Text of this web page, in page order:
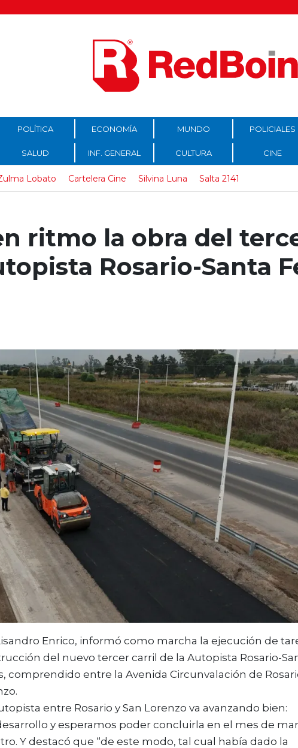
POLÍTICA ECONOMÍA MUNDO POLICIALES
SALUD INF. GENERAL CULTURA CINE
Lobato Cartelera Cine Silvina Luna Salta 2141
ritmo la obra del
Rosario-Santa
Enrico, informó como marcha la ejecución de
del nuevo tercer carril de la Autopista Rosario-
comprendido entre la Avenida Circunvalación de
entre Rosario y San Lorenzo va avanzando bien:
y esperamos poder concluirla en el mes de
Y destacó que “de este modo, tal cual había dado la